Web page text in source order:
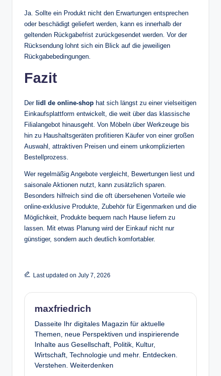
Ja. Sollte ein Produkt nicht den Erwartungen entsprechen
oder beschädigt geliefert werden, kann es innerhalb der
geltenden Rückgabefrist zurückgesendet werden. Vor der
Rücksendung lohnt sich ein Blick auf die jeweiligen
Rückgabebedingungen.
Fazit
Der lidl de online-shop hat sich längst zu einer vielseitigen
Einkaufsplattform entwickelt, die weit über das klassische
Filialangebot hinausgeht. Von Möbeln über Werkzeuge bis
hin zu Haushaltsgeräten profitieren Käufer von einer großen
Auswahl, attraktiven Preisen und einem unkomplizierten
Bestellprozess.
Wer regelmäßig Angebote vergleicht, Bewertungen liest und
saisonale Aktionen nutzt, kann zusätzlich sparen.
Besonders hilfreich sind die oft übersehenen Vorteile wie
online-exklusive Produkte, Zubehör für Eigenmarken und die
Möglichkeit, Produkte bequem nach Hause liefern zu
lassen. Mit etwas Planung wird der Einkauf nicht nur
günstiger, sondern auch deutlich komfortabler.
Last updated on July 7, 2026
maxfriedrich
Dasseite Ihr digitales Magazin für aktuelle
Themen, neue Perspektiven und inspirierende
Inhalte aus Gesellschaft, Politik, Kultur,
Wirtschaft, Technologie und mehr. Entdecken.
Verstehen. Weiterdenken